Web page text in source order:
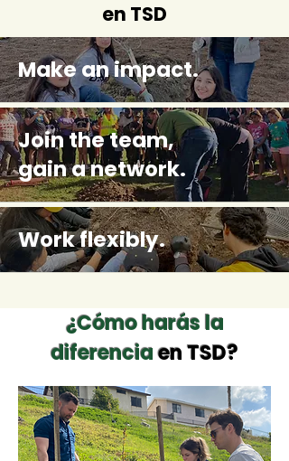
en TSD
Make an impact.
Join the team,
gain a network.
Work flexibly.
¿Cómo harás la
diferenciaen TSD?